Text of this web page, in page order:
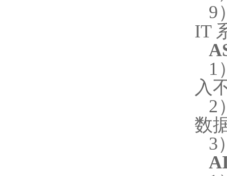
9
IT
1
入
2
数
3